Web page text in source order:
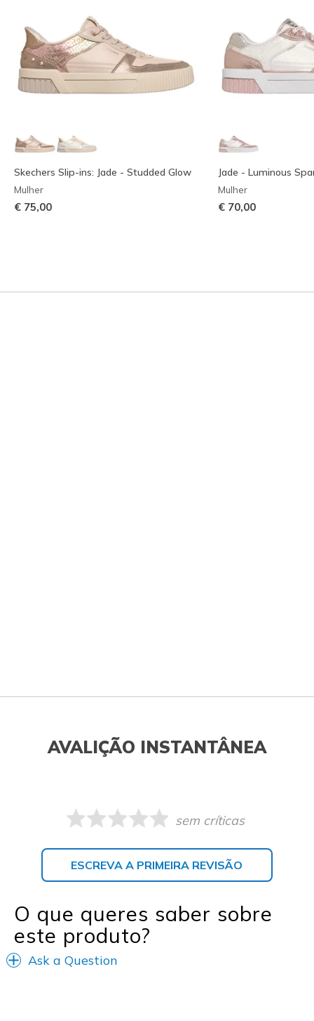
Skechers Slip-ins: Jade - Studded Glow
Mulher
€ 75,00
Jade - Luminous
Mulher
€ 70,00
AVALIÇÃO INSTANTÂNEA
sem críticas
ESCREVA A PRIMEIRA REVISÃO
O que queres saber sobre
este produto?
Ask a Question